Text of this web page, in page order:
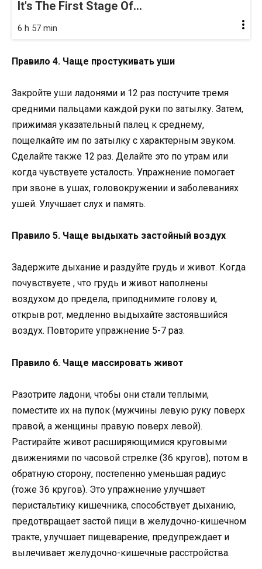
It's The First Stage Of...
6 h 57 min
Правило 4. Чаще простукивать уши
Закройте уши ладонями и 12 раз постучите тремя
средними пальцами каждой руки по затылку. Затем,
прижимая указательный палец к среднему,
пощелкайте им по затылку с характерным звуком.
Сделайте также 12 раз. Делайте это по утрам или
когда чувствуете усталость. Упражнение помогает
при звоне в ушах, головокружении и заболеваниях
ушей. Улучшает слух и память.
Правило 5. Чаще выдыхать застойный воздух
Задержите дыхание и раздуйте грудь и живот. Когда
почувствуете , что грудь и живот наполнены
воздухом до предела, приподнимите голову и,
открыв рот, медленно выдыхайте застоявшийся
воздух. Повторите упражнение 5-7 раз.
Правило 6. Чаще массировать живот
Разотрите ладони, чтобы они стали теплыми,
поместите их на пупок (мужчины левую руку поверх
правой, а женщины правую поверх левой).
Растирайте живот расширяющимися круговыми
движениями по часовой стрелке (36 кругов), потом в
обратную сторону, постепенно уменьшая радиус
(тоже 36 кругов). Это упражнение улучшает
перистальтику кишечника, способствует дыханию,
предотвращает застой пищи в желудочно-кишечном
тракте, улучшает пищеварение, предупреждает и
вылечивает желудочно-кишечные расстройства.